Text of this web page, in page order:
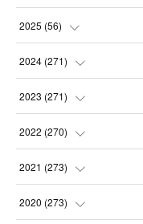
2025 (56)
(14
(21
(21
2024 (271)
(21
(22
(23
(22
2023 (271)
(22
(23
(23
2022 (270)
(23
(23
2021 (273)
(24
2020 (273)